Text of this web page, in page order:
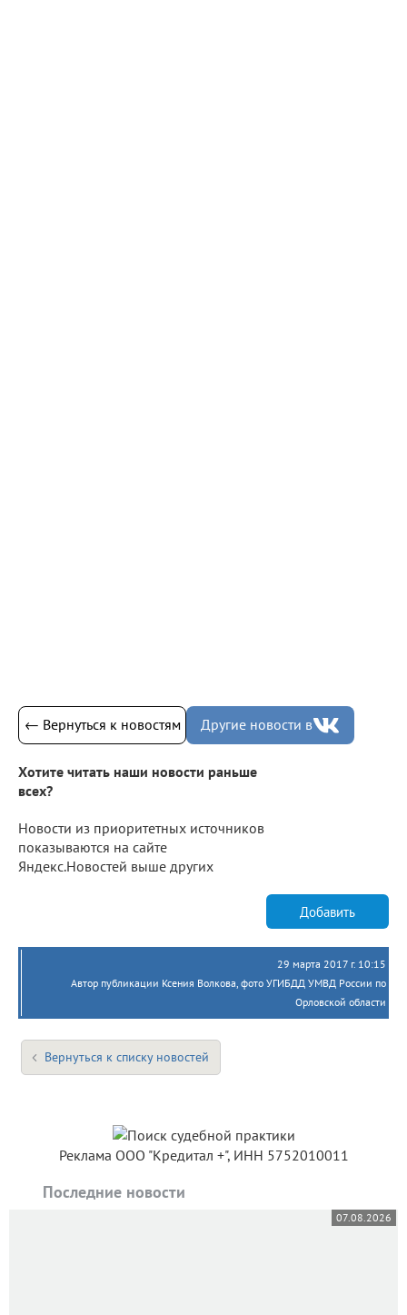
← Вернуться к новостям Другие новости в
Хотите читать наши новости раньше
всех?
Новости из приоритетных источников
показываются на сайте
Яндекс.Новостей выше других
Добавить
29 марта 2017 г. 10:15
Автор публикации Ксения Волкова, фото УГИБДД УМВД России по
Орловской области
Вернуться к списку новостей
Реклама ООО "Кредитал +", ИНН 5752010011
Последние новости
07.08.2026